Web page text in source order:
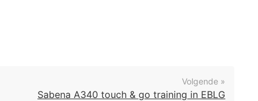
Volgende »
Sabena A340 touch & go training in EBLG